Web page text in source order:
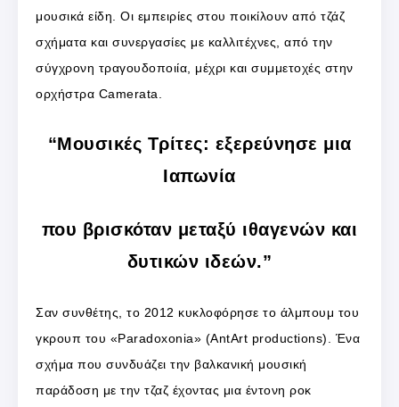
μουσικά είδη. Οι εμπειρίες στου ποικίλουν από τζάζ
σχήματα και συνεργασίες με καλλιτέχνες, από την
σύγχρονη τραγουδοποιία, μέχρι και συμμετοχές στην
ορχήστρα Camerata.
“Μουσικές Τρίτες: εξερεύνησε μια
Ιαπωνία
που βρισκόταν μεταξύ ιθαγενών και
δυτικών ιδεών.”
Σαν συνθέτης, το 2012 κυκλοφόρησε το άλμπουμ του
γκρουπ του «Paradoxonia» (AntArt productions). Ένα
σχήμα που συνδυάζει την βαλκανική μουσική
παράδοση με την τζαζ έχοντας μια έντονη ροκ